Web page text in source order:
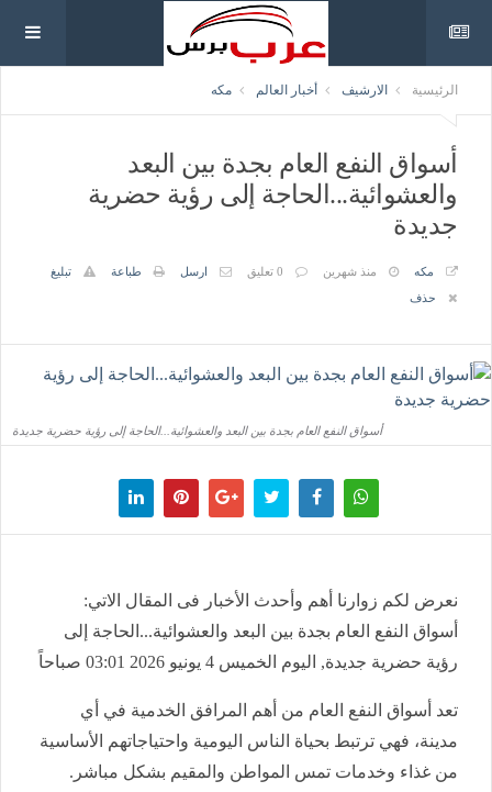
الرئيسية الارشيف أخبار العالم مكه
أسواق النفع العام بجدة بين البعد
والعشوائية...الحاجة إلى رؤية حضرية
جديدة
مكه منذ شهرين 0 تعليق ارسل طباعة
تبليغ
حذف
أسواق النفع العام بجدة بين البعد والعشوائية...الحاجة إلى رؤية حضرية جديدة
نعرض لكم زوارنا أهم وأحدث الأخبار فى المقال الاتي:
أسواق النفع العام بجدة بين البعد والعشوائية...الحاجة إلى
رؤية حضرية جديدة, اليوم الخميس 4 يونيو 2026 03:01 صباحاً
تعد أسواق النفع العام من أهم المرافق الخدمية في أي
مدينة، فهي ترتبط بحياة الناس اليومية واحتياجاتهم الأساسية
من غذاء وخدمات تمس المواطن والمقيم بشكل مباشر.